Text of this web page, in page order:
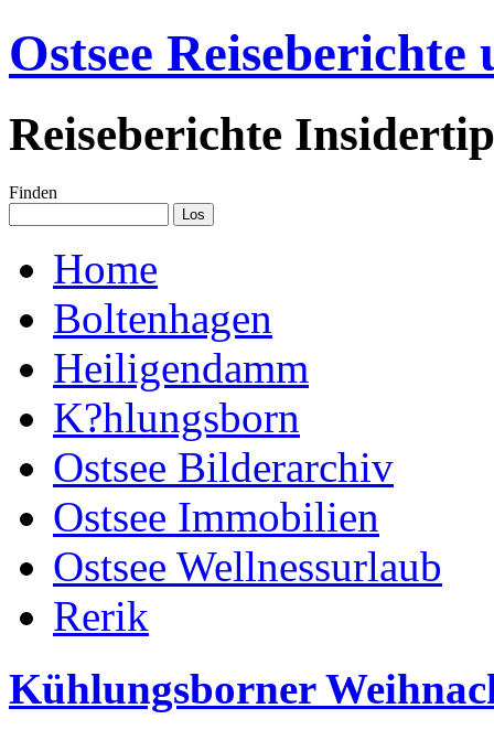
Ostsee
Reiseberichte
Finden
Home
Boltenhagen
Heiligendamm
K?hlungsborn
Ostsee Bilderarchiv
Ostsee Immobilien
Ostsee Wellnessurlaub
Rerik
Kühlungsborner